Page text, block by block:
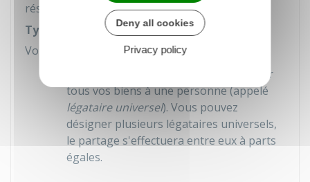
réserve peut exercer uneaction en réduction
Types de legs
Vous avez le choix entre 3 types de
vous permet de léguer
tous vos biens à une personne (appelé
légataire universel). Vous pouvez
désigner plusieurs légataires universels,
le partage s'effectuera entre eux à parts
égales.
Deny all cookies
Privacy policy